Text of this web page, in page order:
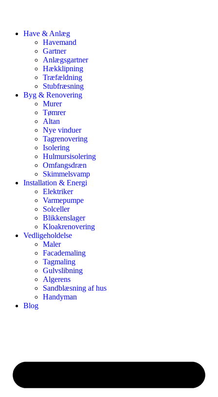
Have & Anlæg
Havemand
Gartner
Anlægsgartner
Hækklipning
Træfældning
Stubfræsning
Byg & Renovering
Murer
Tømrer
Altan
Nye vinduer
Tagrenovering
Isolering
Hulmursisolering
Omfangsdræn
Skimmelsvamp
Installation & Energi
Elektriker
Varmepumpe
Solceller
Blikkenslager
Kloakrenovering
Vedligeholdelse
Maler
Facademaling
Tagmaling
Gulvslibning
Algerens
Sandblæsning af hus
Handyman
Blog